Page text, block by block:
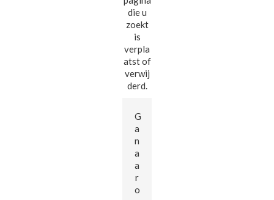
die u
zoekt
is
verpla
atst of
verwij
derd.
G
a
n
a
a
r
o